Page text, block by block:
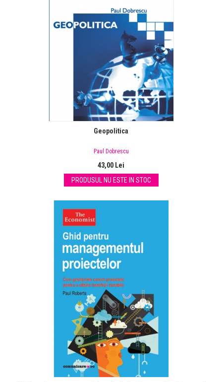
Geopolitica
Paul Dobrescu
43,00 Lei
PRODUSUL NU ESTE IN STOC